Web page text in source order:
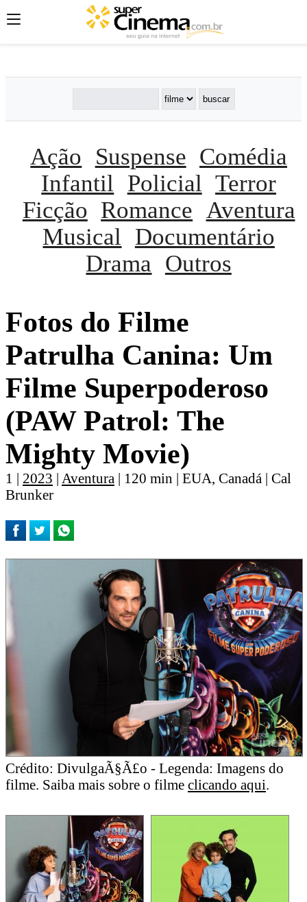
';';
Ação Suspense Comédia
Infantil
Policial Terror
Ficção Romance Aventura
Musical
Documentário
Drama
Outros
Fotos do Filme
Patrulha Canina: Um
Filme Superpoderoso
(PAW Patrol: The
Mighty Movie)
1 | 2023 | Aventura | 120 min | EUA, Canadá | Cal
Brunker
Crédito: DivulgaÃ§Ã£o - Legenda: Imagens do
filme. Saiba mais sobre o filme clicando aqui.